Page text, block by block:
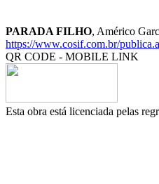
PARADA FILHO, Américo
https://www.cosif.com.br/
QR CODE - MOBILE LINK
Esta obra está licenciada pelas